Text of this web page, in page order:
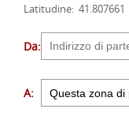
Latitudine:
Da:
A: